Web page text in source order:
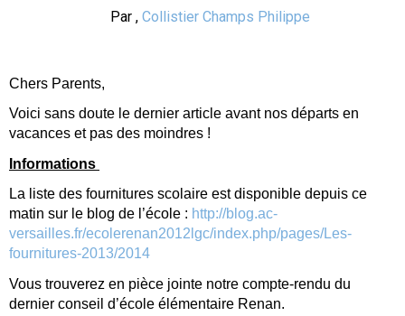
Par , Collistier Champs Philippe
Chers Parents,
Voici sans doute le dernier article avant nos départs en
vacances et pas des moindres !
Informations
La liste des fournitures scolaire est disponible depuis ce
matin sur le blog de l’école : http://blog.ac-
versailles.fr/ecolerenan2012lgc/index.php/pages/Les-
fournitures-2013/2014
Vous trouverez en pièce jointe notre compte-rendu du
dernier conseil d’école élémentaire Renan.